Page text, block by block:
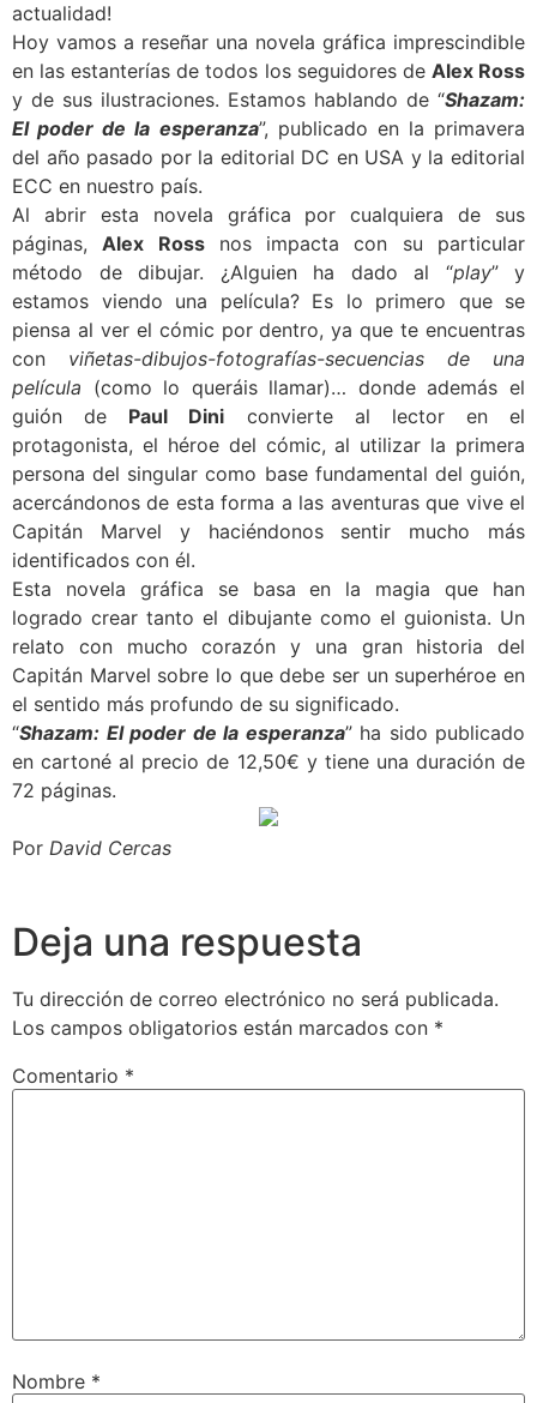
actualidad!
Hoy vamos a reseñar una novela gráfica imprescindible
en las estanterías de todos los seguidores de Alex Ross
y de sus ilustraciones. Estamos hablando de “Shazam:
El poder de la esperanza”, publicado en la primavera
del año pasado por la editorial DC en USA y la editorial
ECC en nuestro país.
Al abrir esta novela gráfica por cualquiera de sus
páginas,Alex Rossnos impacta con su particular
método de dibujar. ¿Alguien ha dado al “play” y
estamos viendo una película? Es lo primero que se
piensa al ver el cómic por dentro, ya que te encuentras
con viñetas-dibujos-fotografías-secuencias de una
película (como lo queráis llamar)… donde además el
guión de Paul Dini convierte al lector en el
protagonista, el héroe del cómic, al utilizar la primera
persona del singular como base fundamental del guión,
acercándonos de esta forma a las aventuras que vive el
Capitán Marvel y haciéndonos sentir mucho más
identificados con él.
Esta novela gráfica se basa en la magia que han
logrado crear tanto el dibujante como el guionista. Un
relato con mucho corazón y una gran historia del
Capitán Marvel sobre lo que debe ser un superhéroe en
el sentido más profundo de su significado.
“Shazam: El poder de la esperanza” ha sido publicado
en cartoné al precio de 12,50€ y tiene una duración de
72 páginas.
Por David Cercas
Deja una respuesta
Tu dirección de correo electrónico no será publicada.
Los campos obligatorios están marcados con *
Comentario *
Nombre *